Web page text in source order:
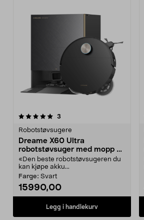
3
Robotstøvsugere
Dreame X60 Ultra
robotstøvsuger med mopp og
selvtømming
«Den beste robotstøvsugeren du
kan kjøpe akku...
Farge: Svart
15990,00
Legg i handlekurv
5.0 av 5 stjerner